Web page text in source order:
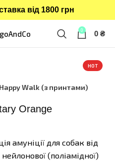
від 1800 грн
0 0 ₴
HOT
Happy Walk (з принтами)
Orange
амуніції для собак від
нейлонової (поліамідної)